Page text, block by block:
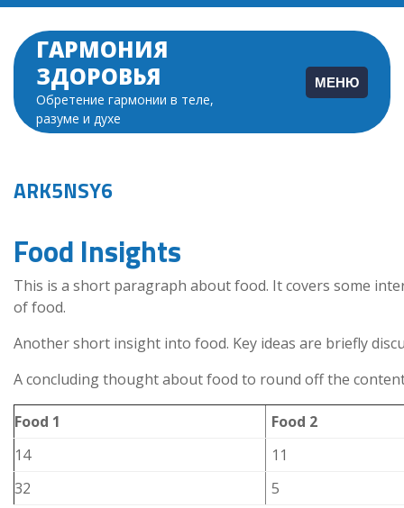
Перейти
содержимому
ГАРМОНИЯ
ЗДОРОВЬЯ
Обретение гармонии в теле,
разуме и духе
МЕНЮ
ARK5NSY6
Food Insights
This is a short paragraph about food. It covers some
of food.
Another short insight into food. Key ideas are briefly
A concluding thought about food to round off the
Food 1
Food 2
14
11
32
5